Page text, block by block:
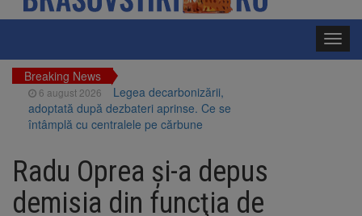
Breaking News
6 august 2026
Legea decarbonizării,
adoptată după dezbateri aprinse. Ce se
întâmplă cu centralele pe cărbune
de Senat cu amendamentele PSD și AUR.
Proiectul merge la promulgare
6 august 2026
Artiști din SUA și Cuba vin la
Brașov Jazz & Blues Festival. Ediția a 14-a
Radu Oprea şi-a depus
demisia din funcţia de